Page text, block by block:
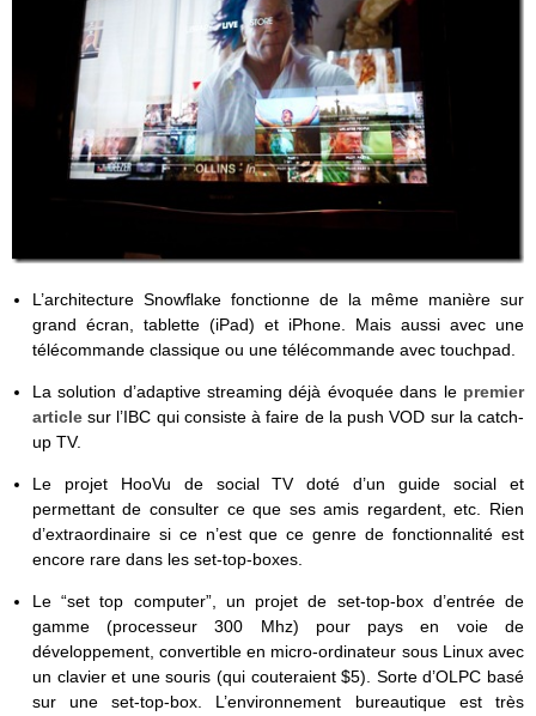
L’architecture Snowflake fonctionne de la même manière sur
grand écran, tablette (iPad) et iPhone. Mais aussi avec une
télécommande classique ou une télécommande avec touchpad.
La solution d’adaptive streaming déjà évoquée dans le premier
articlesur l’IBC qui consiste à faire de la push VOD sur la catch-
up TV.
Le projet HooVu de social TV doté d’un guide social et
permettant de consulter ce que ses amis regardent, etc. Rien
d’extraordinaire si ce n’est que ce genre de fonctionnalité est
encore rare dans les set-top-boxes.
Le “set top computer”, un projet de set-top-box d’entrée de
gamme (processeur 300 Mhz) pour pays en voie de
développement, convertible en micro-ordinateur sous Linux avec
un clavier et une souris (qui couteraient $5). Sorte d’OLPC basé
sur une set-top-box. L’environnement bureautique est très